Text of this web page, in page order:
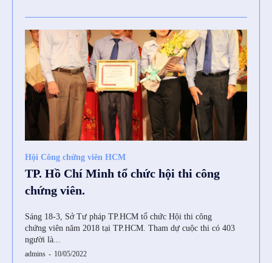
Hội Công chứng viên HCM
TP. Hồ Chí Minh tổ chức hội thi công
chứng viên.
Sáng 18-3, Sở Tư pháp TP.HCM tổ chức Hội thi công
chứng viên năm 2018 tại TP.HCM. Tham dự cuộc thi có 403
người là...
admins - 10/05/2022